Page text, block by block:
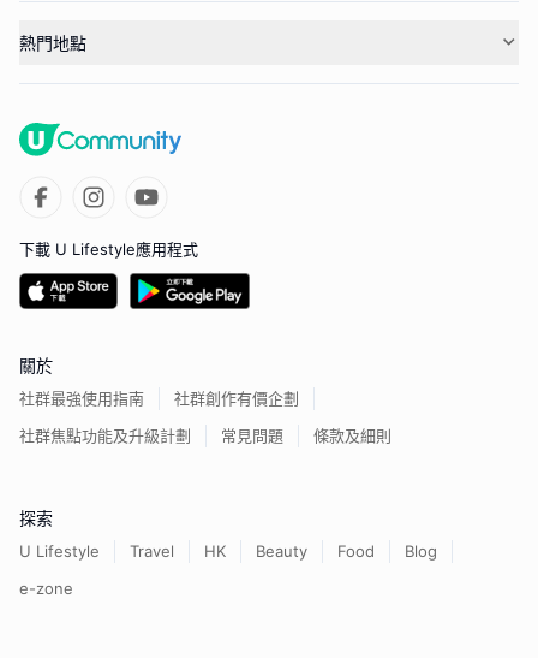
熱門地點
下載 U Lifestyle應用程式
關於
社群最強使用指南
社群創作有價企劃
社群焦點功能及升級計劃
常見問題 條款及細則
探索
U Lifestyle Travel HK Beauty Food
Blog
e-zone